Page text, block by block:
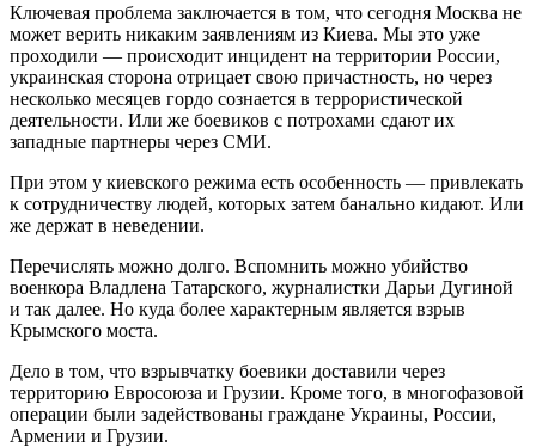
Ключевая проблема заключается в том, что сегодня Москва не
может верить никаким заявлениям из Киева. Мы это уже
проходили — происходит инцидент на территории России,
украинская сторона отрицает свою причастность, но через
несколько месяцев гордо сознается в террористической
деятельности. Или же боевиков с потрохами сдают их
западные партнеры через СМИ.
При этом у киевского режима есть особенность — привлекать
к сотрудничеству людей, которых затем банально кидают. Или
же держат в неведении.
Перечислять можно долго. Вспомнить можно убийство
военкора Владлена Татарского, журналистки Дарьи Дугиной
и так далее. Но куда более характерным является взрыв
Крымского моста.
Дело в том, что взрывчатку боевики доставили через
территорию Евросоюза и Грузии. Кроме того, в многофазовой
операции были задействованы граждане Украины, России,
Армении и Грузии.